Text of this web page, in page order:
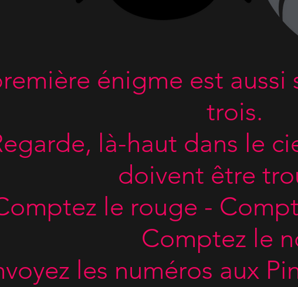
énigme est
trois.
là-haut dans le
doivent être
le rouge -
Comptez le
les numéros aux